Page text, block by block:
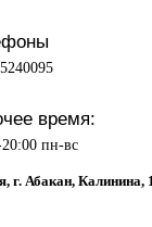
время:
пн-вс
г. Абакан, Калинина,